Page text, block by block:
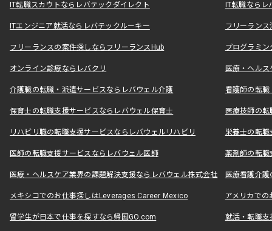
IT転職スカウトならレバテックダイレクト IT転職なら
ITエンジニア就活ならレバテックルーキー フリーラン
フリーランスの案件探しならフリーランスHub プログラミ
オンライン診療ならレバクリ 医療・ヘル
介護職の転職・派遣サービスならレバウェル介護 看護師の転
保育士の転職支援サービスならレバウェル保育士 医療技師の
リハビリ職の転職支援サービスならレバウェルリハビリ 栄養士の転
医師の転職支援サービスならレバウェル医師 薬剤師の転
医療・ヘルスケア業界の課題解決支援ならレバウェル株式会社 医療看護介
メキシコでのお仕事探しはLeverages Career Mexico アメリカで
留学生が日本で仕事を探すなら帰国GO.com 就活・転職